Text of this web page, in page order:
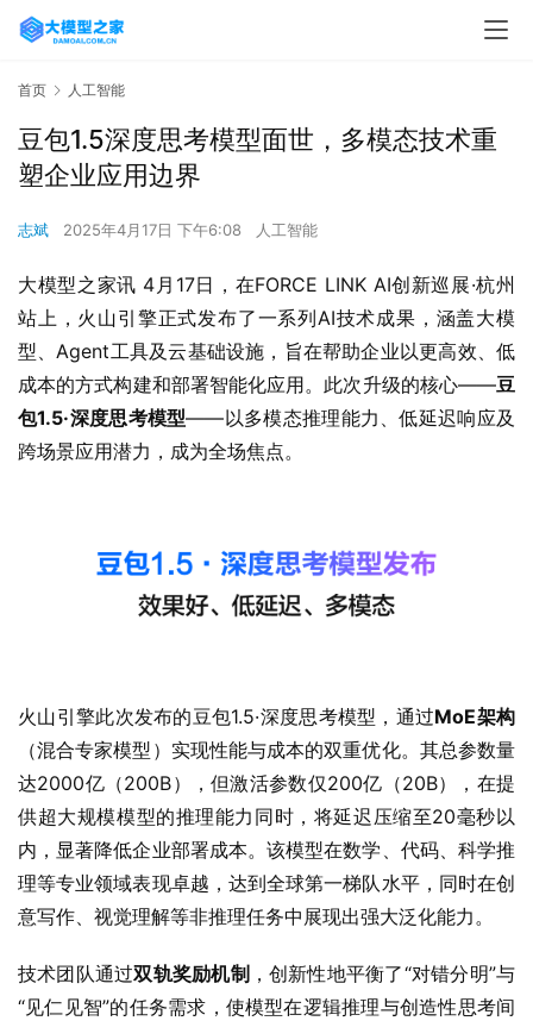
首页 人工智能
豆包1.5深度思考模型面世，多模态技术重
塑企业应用边界
志斌 2025年4月17日 下午6:08 人工智能
大模型之家讯 4月17日，在FORCE LINK AI创新巡展·杭州
站上，火山引擎正式发布了一系列AI技术成果，涵盖大模
型、Agent工具及云基础设施，旨在帮助企业以更高效、低
成本的方式构建和部署智能化应用。此次升级的核心——豆
包1.5·深度思考模型——以多模态推理能力、低延迟响应及
跨场景应用潜力，成为全场焦点。
火山引擎此次发布的豆包1.5·深度思考模型，通过MoE架构
（混合专家模型）实现性能与成本的双重优化。其总参数量
达2000亿（200B），但激活参数仅200亿（20B），在提
供超大规模模型的推理能力同时，将延迟压缩至20毫秒以
内，显著降低企业部署成本。该模型在数学、代码、科学推
理等专业领域表现卓越，达到全球第一梯队水平，同时在创
意写作、视觉理解等非推理任务中展现出强大泛化能力。
技术团队通过双轨奖励机制 ，创新性地平衡了“对错分明”与
“见仁见智”的任务需求，使模型在逻辑推理与创造性思考间